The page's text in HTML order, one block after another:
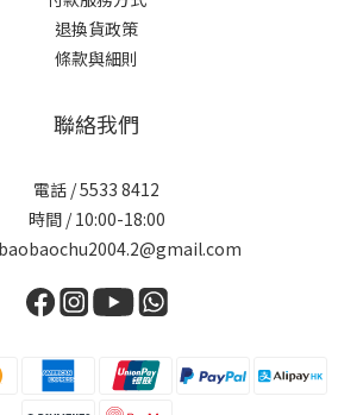
退換貨政策
條款與細則
聯絡我們
電話 / 5533 8412
時間 / 10:00-18:00